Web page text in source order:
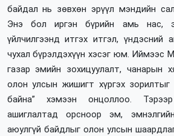
байдал нь зөвхөн эрүүл мэндийн
Энэ бол иргэн бүрийн амь нас,
үйлчилгээнд итгэх итгэл, үндэсний
чухал бүрэлдэхүүн хэсэг юм. Иймээс
газар эмийн зохицуулалт, чанарын
олон улсын жишигт хүргэх зорилтыг
байна” хэмээн онцоллоо.
ашиглалтад орсноор эм,
аюулгүй байдлыг олон улсын